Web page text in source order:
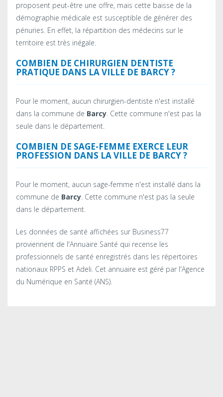
proposent peut-être une offre, mais cette baisse de la
démographie médicale est susceptible de générer des
pénuries. En effet, la répartition des médecins sur le
territoire est très inégale.
COMBIEN DE CHIRURGIEN DENTISTE
PRATIQUE DANS LA VILLE DE BARCY ?
Pour le moment, aucun chirurgien-dentiste n'est installé
dans la commune de Barcy. Cette commune n'est pas la
seule dans le département.
COMBIEN DE SAGE-FEMME EXERCE LEUR
PROFESSION DANS LA VILLE DE BARCY ?
Pour le moment, aucun sage-femme n'est installé dans la
commune de Barcy. Cette commune n'est pas la seule
dans le département.
Les données de santé affichées sur Business77
proviennent de l'Annuaire Santé qui recense les
professionnels de santé enregistrés dans les répertoires
nationaux RPPS et Adeli. Cet annuaire est géré par l'Agence
du Numérique en Santé (ANS).